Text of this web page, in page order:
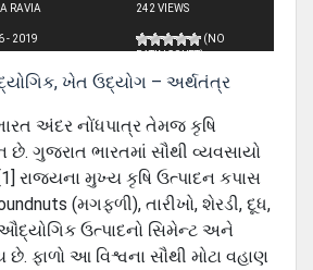
RAVIA
- 2019
242 VIEWS
(NO
RATINGS YET)
અંદર નોંધપાત્ર તેમજ કૃષિ
ગુજરાત ભારતમાં સૌથી વ્યવસાયો
રાજ્યના મુખ્ય કૃષિ ઉત્પાદન કપાસ
(મગફળી), તારીખો, શેરડી, દૂધ,
ઉત્પાદનો સિમેન્ટ અને
ફાળો આ વિશ્વના સૌથી મોટા વહાણ